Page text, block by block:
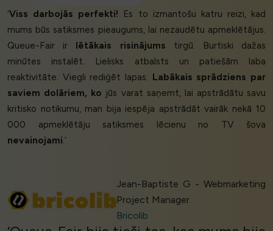
‘Viss darbojās perfekti! Es to izmantošu katru reizi, kad
mums būs satiksmes pieaugums, lai nezaudētu apmeklētājus.
Queue-Fair ir lētākais risinājums tirgū. Burtiski dažas
minūtes instalēt. Lielisks atbalsts un patiešām laba
reaktivitāte. Viegli rediģēt lapas. Labākais sprādziens par
saviem dolāriem, ko jūs varat saņemt, lai apstrādātu savu
kritisko notikumu, man bija iespēja apstrādāt vairāk nekā 10
000 apmeklētāju satiksmes lēcienu no TV šova
nevainojami.’
Jean-Baptiste G - Webmarketing
Project Manager
Bricolib